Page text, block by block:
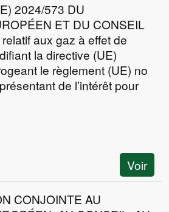
2024/573 DU
ET DU CONSEIL
aux gaz à effet de
la directive (UE)
le règlement (UE) no
de l’intérêt pour
Voir
CONJOINTE AU